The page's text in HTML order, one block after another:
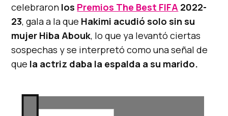
celebraron los Premios The Best FIFA 2022-
23, gala a la que Hakimi acudió solo sin su
mujer Hiba Abouk, lo que ya levantó ciertas
sospechas y se interpretó como una señal de
que la actriz daba la espalda a su marido.